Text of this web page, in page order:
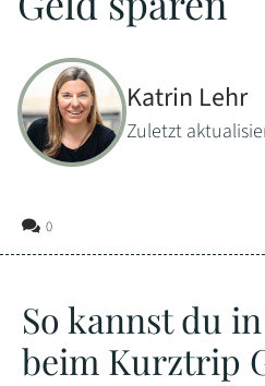
Katrin Lehr
Zuletzt
0
So kannst du
beim Kurztrip